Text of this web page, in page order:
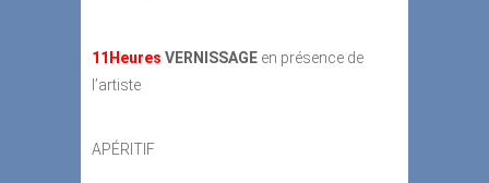
11Heures VERNISSAGE en présence de
l’artiste
APÉRITIF